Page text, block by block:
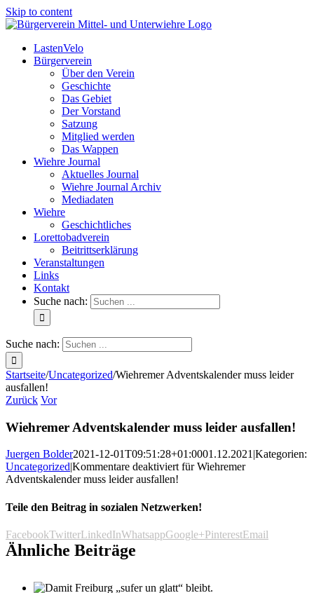
Skip to content
LastenVelo
Bürgerverein
Über den Verein
Geschichte
Das Gebiet
Der Vorstand
Satzung
Mitglied werden
Das Wappen
Wiehre Journal
Aktuelles Journal
Wiehre Journal Archiv
Mediadaten
Wiehre
Geschichtliches
Lorettobadverein
Beitrittserklärung
Veranstaltungen
Links
Kontakt
Suche nach:
Suche nach:
Startseite/Uncategorized/Wiehremer Adventskalender muss leider
ausfallen!
Zurück Vor
Wiehremer Adventskalender muss leider ausfallen!
Juergen Bolder2021-12-01T09:51:28+01:0001.12.2021|Kategorien:
Uncategorized|Kommentare deaktiviertfür Wiehremer
Adventskalender muss leider ausfallen!
Teile den Beitrag in sozialen Netzwerken!
FacebookTwitterLinkedInWhatsappGoogle+PinterestEmail
Ähnliche Beiträge